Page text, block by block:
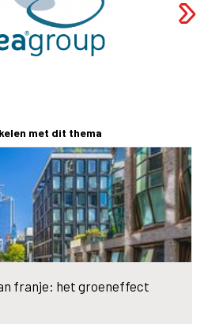
met dit thema
franje: het groeneffect